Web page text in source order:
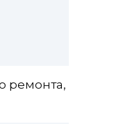
ремонта,